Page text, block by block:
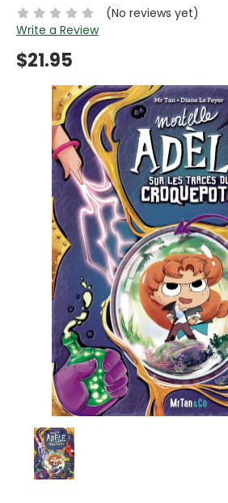
(No reviews yet)
Write a Review
$21.95